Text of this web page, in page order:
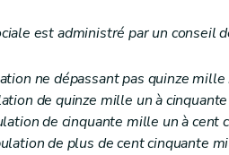
sociale)
est administré par un conseil
ne dépassant pas quinze
de quinze mille un à
de cinquante mille un à cent
de plus de cent cinquante